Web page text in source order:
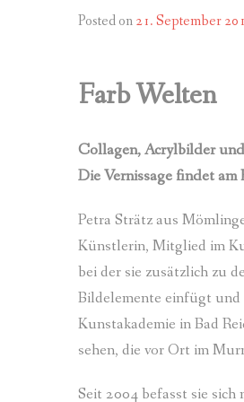
Posted on21. September
Farb Welten
Collagen, Acrylbilder
Die Vernissage findet
Petra Strätz aus
Künstlerin, Mitglied im
bei der sie zusätzlich zu
Bildelemente einfügt und
Kunstakademie in Bad
sehen, die vor Ort im
Seit 2004 befasst sie